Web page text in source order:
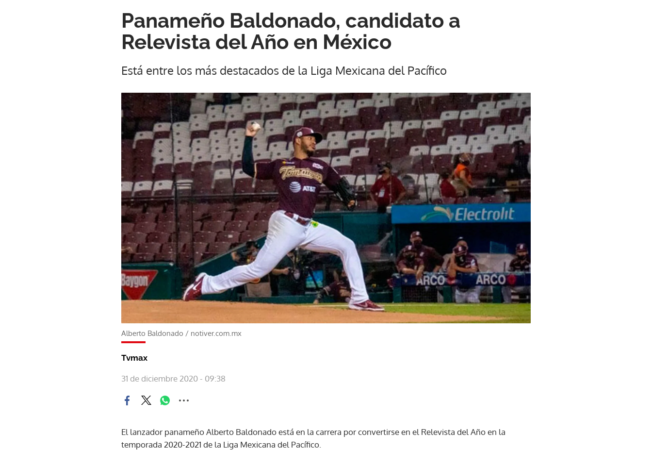
Panameño Baldonado, candidato a
Relevista del Año en México
Está entre los más destacados de la Liga Mexicana del Pacífico
Alberto Baldonado / notiver.com.mx
Tvmax
31 de diciembre 2020 - 09:38
El lanzador panameño Alberto Baldonado está en la carrera por convertirse en el Relevista del Año en la
temporada 2020-2021 de la Liga Mexicana del Pacífico.